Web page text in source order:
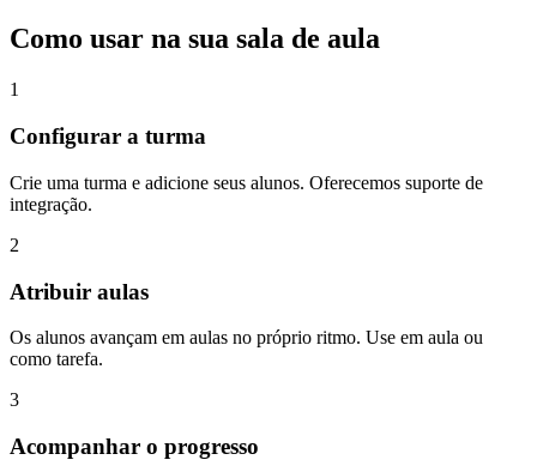
Como usar na sua sala de aula
1
Configurar a turma
Crie uma turma e adicione seus alunos. Oferecemos suporte de
integração.
2
Atribuir aulas
Os alunos avançam em aulas no próprio ritmo. Use em aula ou
como tarefa.
3
Acompanhar o progresso